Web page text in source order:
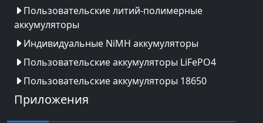
Пользовательские литий-полимерные
аккумуляторы
Индивидуальные NiMH аккумуляторы
Пользовательские аккумуляторы LiFePO4
Пользовательские аккумуляторы 18650
Приложения